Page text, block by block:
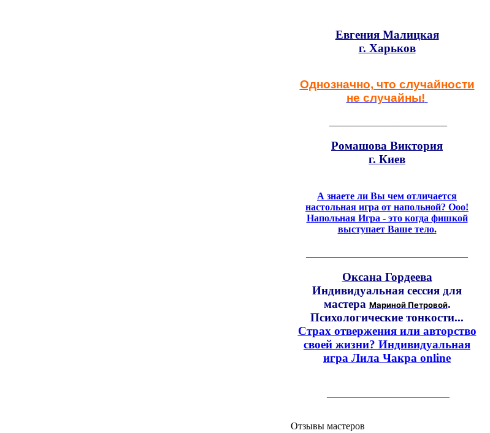
Евгения Малицкая
г. Харьков
Однозначно, что случайности
не случайны!
Ромашова Виктория
г. Киев
А знаете ли Вы чем отличается
настольная игра от напольной? Ооо!
Напольная Игра - это когда фишкой
выступает Ваше тело.
Оксана Гордеева
Индивидуальная сессия для
мастера Мариной Петровой.
Психологические тонкости...
Страх отвержения или авторство
своей жизни? Индивидуальная
игра Лила Чакра online
Отзывы мастеров